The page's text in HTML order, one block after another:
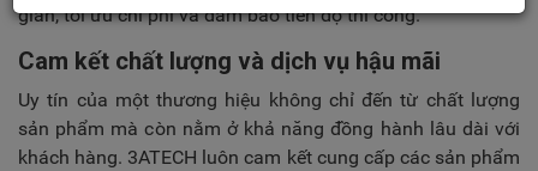
gian, tối ưu chi phí và đảm bảo tiến độ thi công.
Cam kết chất lượng và dịch vụ hậu mãi
Uy tín của một thương hiệu không chỉ đến từ chất lượng
sản phẩm mà còn nằm ở khả năng đồng hành lâu dài với
khách hàng. 3ATECH luôn cam kết cung cấp các sản phẩm